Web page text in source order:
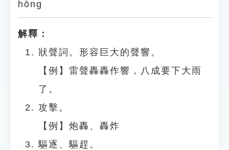
hōng
解釋：
狀聲詞。形容巨大的聲響。
【例】雷聲轟轟作響，八成要下大雨
了。
攻擊。
【例】炮轟、轟炸
驅逐、驅趕。